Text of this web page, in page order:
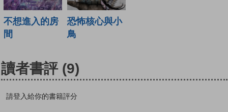
不想進入的房
間
恐怖核心與小
鳥
讀者書評 (9)
請登入給你的書籍評分